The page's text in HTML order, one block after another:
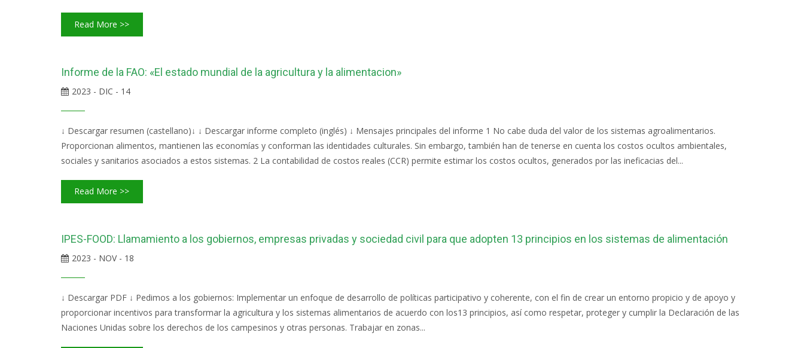
Read More >>
Informe de la FAO: «El estado mundial de la agricultura y la alimentacion»
2023 - DIC - 14
↓ Descargar resumen (castellano)↓ ↓ Descargar informe completo (inglés) ↓ Mensajes principales del informe 1 No cabe duda del valor de los sistemas agroalimentarios.
Proporcionan alimentos, mantienen las economías y conforman las identidades culturales. Sin embargo, también han de tenerse en cuenta los costos ocultos ambientales,
sociales y sanitarios asociados a estos sistemas. 2 La contabilidad de costos reales (CCR) permite estimar los costos ocultos, generados por las ineficacias del...
Read More >>
IPES-FOOD: Llamamiento a los gobiernos, empresas privadas y sociedad civil para que adopten 13 principios en los sistemas de alimentación
2023 - NOV - 18
↓ Descargar PDF ↓ Pedimos a los gobiernos: Implementar un enfoque de desarrollo de políticas participativo y coherente, con el fin de crear un entorno propicio y de apoyo y
proporcionar incentivos para transformar la agricultura y los sistemas alimentarios de acuerdo con los13 principios, así como respetar, proteger y cumplir la Declaración de las
Naciones Unidas sobre los derechos de los campesinos y otras personas. Trabajar en zonas...